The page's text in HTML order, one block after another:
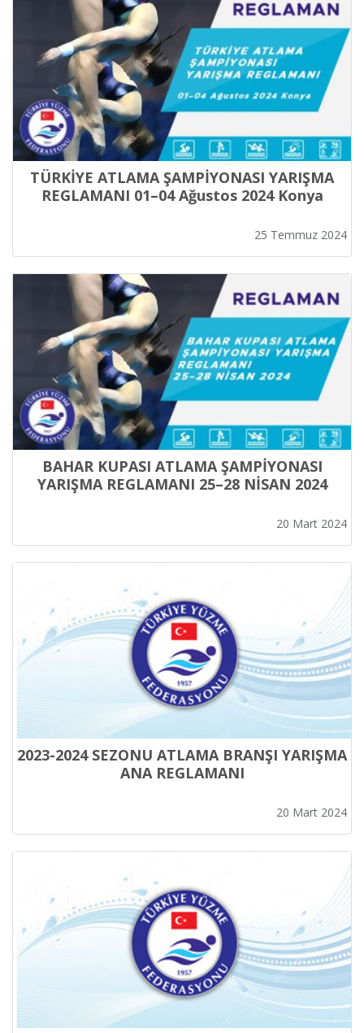
TÜRKİYE ATLAMA ŞAMPİYONASI YARIŞMA
REGLAMANI 01–04 Ağustos 2024 Konya
25 Temmuz 2024
BAHAR KUPASI ATLAMA ŞAMPİYONASI
YARIŞMA REGLAMANI 25–28 NİSAN 2024
20 Mart 2024
2023-2024 SEZONU ATLAMA BRANŞI YARIŞMA
ANA REGLAMANI
20 Mart 2024